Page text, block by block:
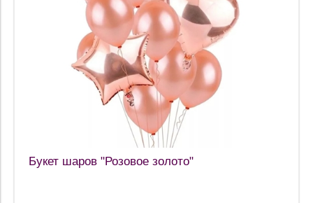
Букет шаров "Розовое золото"